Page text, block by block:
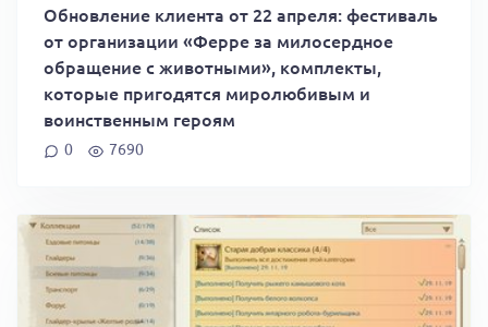
Обновление клиента от 22 апреля: фестиваль
от организации «Ферре за милосердное
обращение с животными», комплекты,
которые пригодятся миролюбивым и
воинственным героям
0 7690